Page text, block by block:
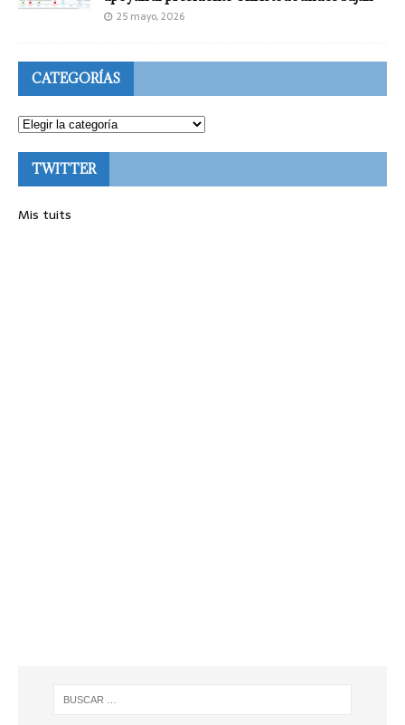
25 mayo, 2026
CATEGORÍAS
TWITTER
Mis tuits